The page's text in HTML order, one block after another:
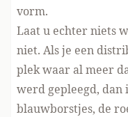
vorm.
Laat u echter niets
niet. Als je een
plek waar al meer
werd gepleegd, dan
blauwborstjes, de